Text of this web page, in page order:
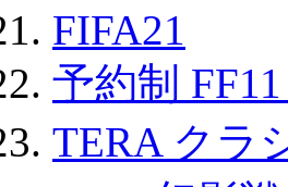
FIFA21
予約制
TERA クラ